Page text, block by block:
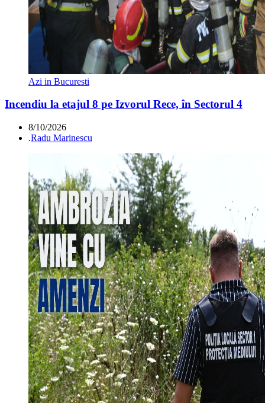
Azi in Bucuresti
Incendiu la etajul 8 pe Izvorul Rece, în Sectorul 4
8/10/2026
.Radu Marinescu